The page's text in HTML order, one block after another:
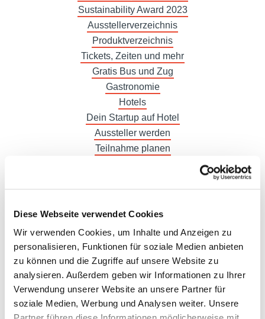
Diese Webseite verwendet Cookies
Wir verwenden Cookies, um Inhalte und Anzeigen zu
personalisieren, Funktionen für soziale Medien anbieten
zu können und die Zugriffe auf unsere Website zu
analysieren. Außerdem geben wir Informationen zu Ihrer
Verwendung unserer Website an unsere Partner für
soziale Medien, Werbung und Analysen weiter. Unsere
Sustainability Award 2023
Ausstellerverzeichnis
Produktverzeichnis
Tickets, Zeiten und mehr
Gratis Bus und Zug
Gastronomie
Hotels
Dein Startup auf Hotel
Aussteller werden
Teilnahme planen
Ausstellerbereich
Mediathek